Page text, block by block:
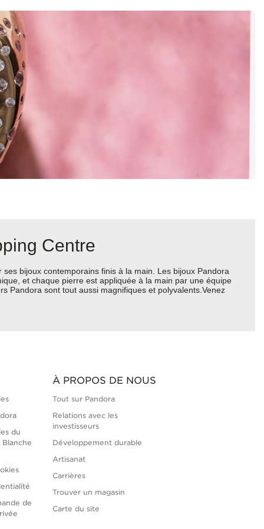
Centre
bijoux contemporains finis à la main. Les bijoux Pandora
et chaque pierre est appliquée à la main par une équipe
Pandora sont tout aussi magnifiques et polyvalents.Venez
du
Blanche
de
À PROPOS DE NOUS
Tout sur Pandora
Relations avec les
investisseurs
Développement durable
Artisanat
Carrières
Trouver un magasin
Carte du site